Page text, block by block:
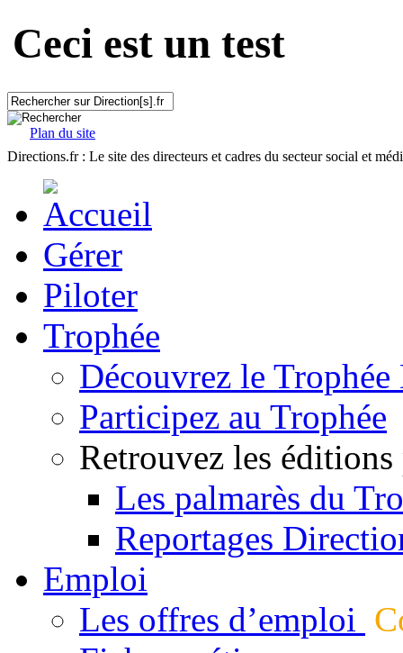
Ceci est un test
Plan du site
Directions.fr : Le site des directeurs et cadres du secteur social et
Gérer
Piloter
Trophée
Découvrez le
Participez au Trophée
Retrouvez les éditions
Les palmarès du
Reportages
Emploi
Les offres d’emploi